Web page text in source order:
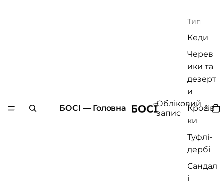
Тип
Кеди
Черев
ики та
дезерт
и
Кросів
ки
Туфлі-
дербі
Сандал
і
БОСІ — Головна
Обліковий
запис